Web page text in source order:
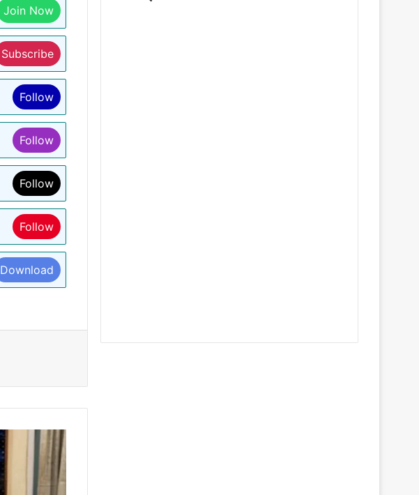
Join Now
Subscribe
Follow
Follow
Follow
Follow
Download